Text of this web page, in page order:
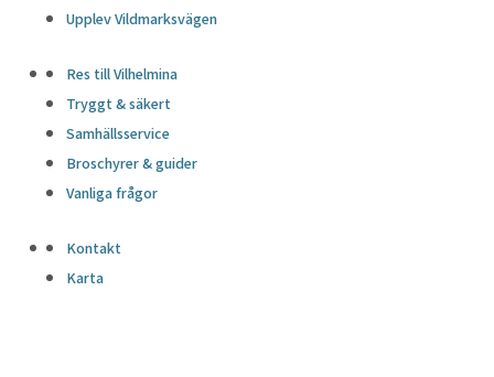
Upplev Vildmarksvägen
Res till Vilhelmina
Tryggt & säkert
Samhällsservice
Broschyrer & guider
Vanliga frågor
Kontakt
Karta